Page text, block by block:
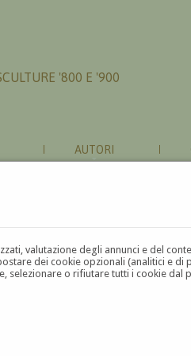
valutazione degli annunci e del
dei cookie opzionali (analitici e
selezionare o rifiutare tutti i cookie dal
'800 E '900
AUTORI